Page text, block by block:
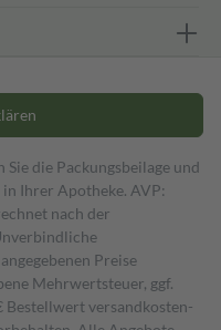
die Packungsbeilage und
Ihrer Apotheke. AVP:
nach der
Preise
Mehrwertsteuer, ggf.
Bestell­wert versand­kosten­